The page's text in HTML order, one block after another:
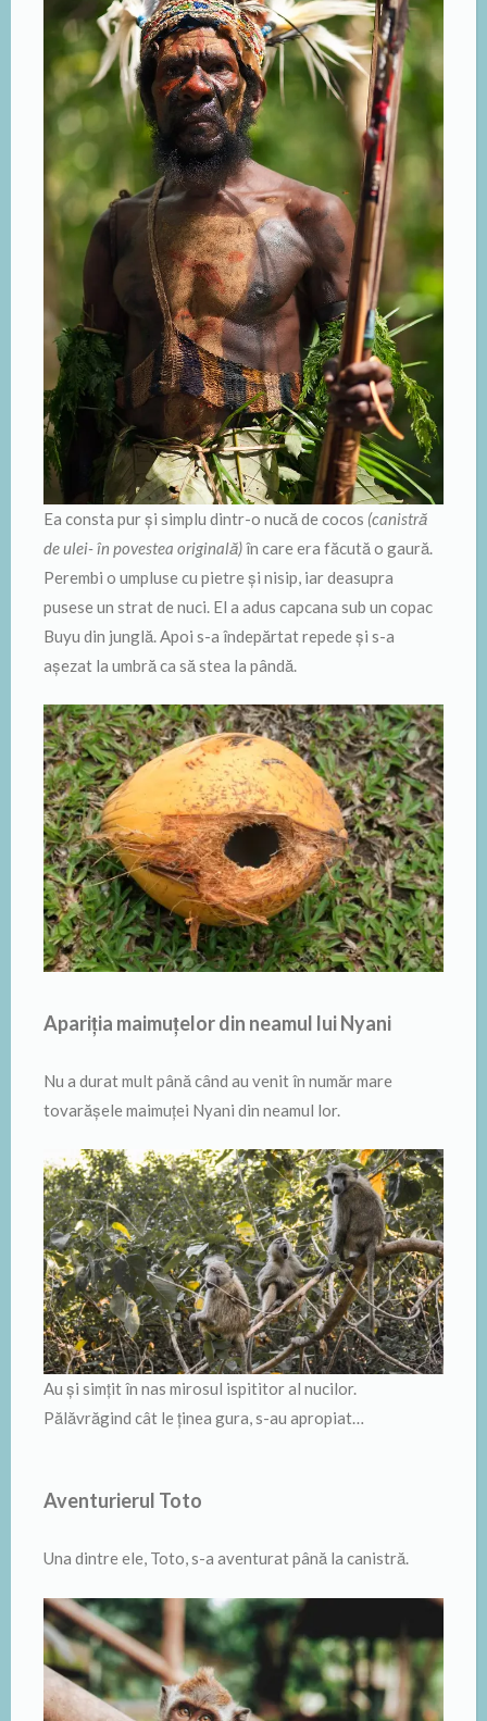
Ea consta pur şi simplu dintr-o nucă de cocos (canistră
de ulei- în povestea originală)în care era făcută o gaură.
Perembi o umpluse cu pietre şi nisip, iar deasupra
pusese un strat de nuci. El a adus capcana sub un copac
Buyu din junglă. Apoi s-a îndepărtat repede şi s-a
aşezat la umbră ca să stea la pândă.
Apariția maimuțelor din neamul lui Nyani
Nu a durat mult până când au venit în număr mare
tovarăşele maimuţei Nyani din neamul lor.
Au şi simţit în nas mirosul ispititor al nucilor.
Pălăvrăgind cât le ţinea gura, s-au apropiat…
Aventurierul Toto
Una dintre ele, Toto, s-a aventurat până la canistră.